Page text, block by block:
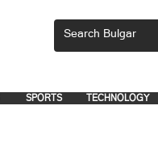
TECHNOLOGY
SPORTS